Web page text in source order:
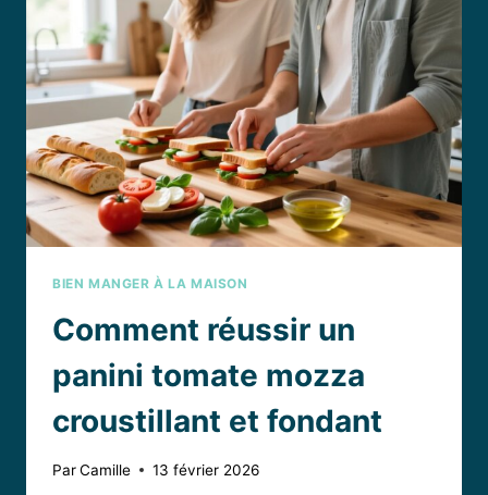
POUR
UN
APÉRITIF
MEXICAIN
RÉUSSI
BIEN MANGER À LA MAISON
Comment réussir un
panini tomate mozza
croustillant et fondant
ParCamille 13 février 2026